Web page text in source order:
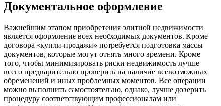
Документальное оформление
Важнейшим этапом приобретения элитной недвижимости
является оформление всех необходимых документов. Кроме
договора «купли-продажи» потребуется подготовка массы
документов, которые могут отнять много времени. Кроме
того, чтобы минимизировать риски недвижимость лучше
всего предварительно проверить на наличие всевозможных
обременений и иных проблемных моментов. Все операции
можно выполнить самостоятельно, однако, лучше доверить
процедуру соответствующим профессионалам или